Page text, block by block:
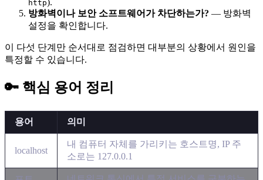
http).
방화벽이나 보안 소프트웨어가 차단하는가? — 방화벽
설정을 확인합니다.
이 다섯 단계만 순서대로 점검하면 대부분의 상황에서 원인을
특정할 수 있습니다.
🔑 핵심 용어 정리
용어 의미
localhost
내 컴퓨터 자체를 가리키는 호스트명, IP 주
소로는 127.0.0.1